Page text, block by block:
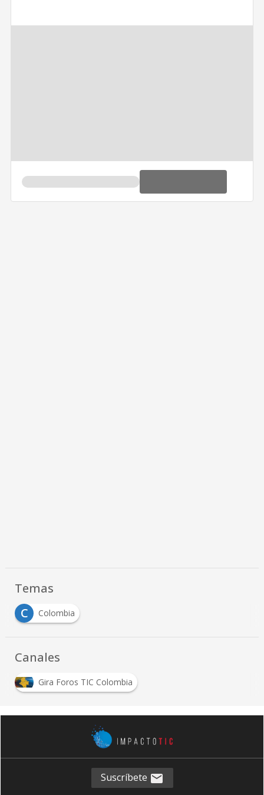
Temas
C
Colombia
Canales
Gira Foros TIC Colombia
Suscríbete